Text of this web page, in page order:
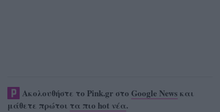
Ακολουθήστε το Pink.gr στο Google News και
μάθετε πρώτοι τα πιο hot νέα.